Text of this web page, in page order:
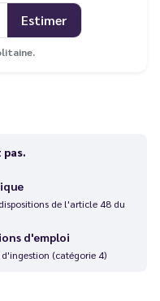
Estimer
de l'article 48 du
d'emploi
(catégorie 4)